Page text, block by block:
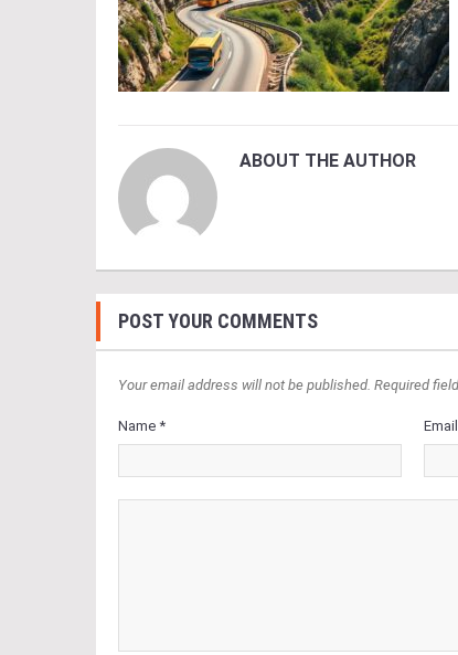
ABOUT THE AUTHOR
POST YOUR COMMENTS
Your email address will not be published. Required
Name *